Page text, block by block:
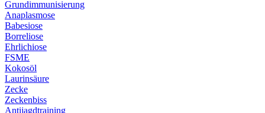
Grundimmunisierung
Anaplasmose
Babesiose
Borreliose
Ehrlichiose
FSME
Kokosöl
Laurinsäure
Zecke
Zeckenbiss
Antijagdtraining